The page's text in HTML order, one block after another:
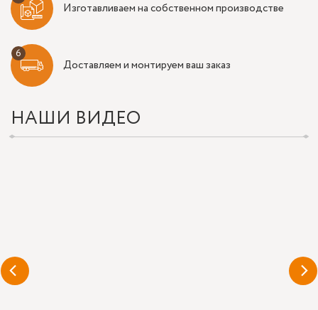
Изготавливаем на собственном производстве
Доставляем и монтируем ваш заказ
НАШИ ВИДЕО